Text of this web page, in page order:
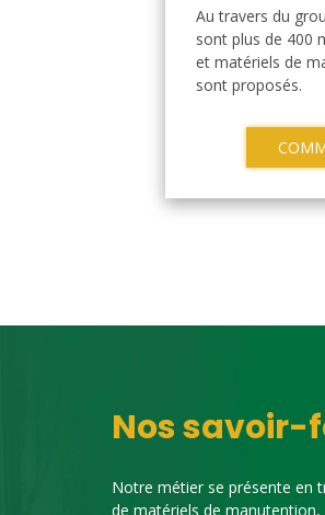
Au travers du
sont plus de 400
et matériels de
sont proposés.
Nos savoir-
Notre métier se présente en
de matériels de